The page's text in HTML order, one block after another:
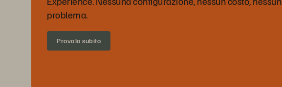
problema.
Provala subito